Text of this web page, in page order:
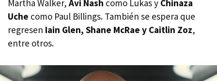
Martha Walker, Avi Nash como Lukas y Chinaza
Uche como Paul Billings. También se espera que
regresen Iain Glen, Shane McRae y Caitlin Zoz,
entre otros.